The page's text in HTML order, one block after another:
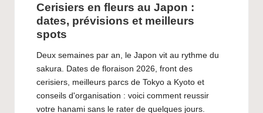
Cerisiers en fleurs au Japon :
dates, prévisions et meilleurs
spots
Deux semaines par an, le Japon vit au rythme du
sakura. Dates de floraison 2026, front des
cerisiers, meilleurs parcs de Tokyo a Kyoto et
conseils d'organisation : voici comment reussir
votre hanami sans le rater de quelques jours.